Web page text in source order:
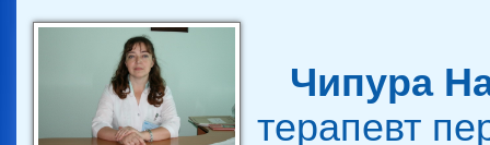
Чипура
терапевт